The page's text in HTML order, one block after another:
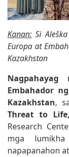
Kanan: Si
Europa at
Kazakhstan
Embahador
Kazakhstan,
Threat to Life,
Research
mga
napapanahon